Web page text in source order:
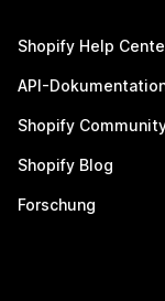
Shopify Help
API-
Shopify
Shopify Blog
Forschung